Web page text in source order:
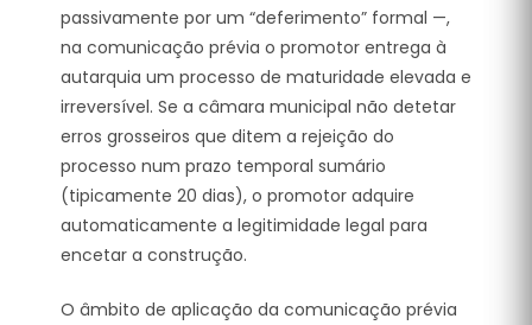
passivamente por um “deferimento” formal —,
na comunicação prévia o promotor entrega à
autarquia um processo de maturidade elevada e
irreversível. Se a câmara municipal não detetar
erros grosseiros que ditem a rejeição do
processo num prazo temporal sumário
(tipicamente 20 dias), o promotor adquire
automaticamente a legitimidade legal para
encetar a construção.
O âmbito de aplicação da comunicação prévia